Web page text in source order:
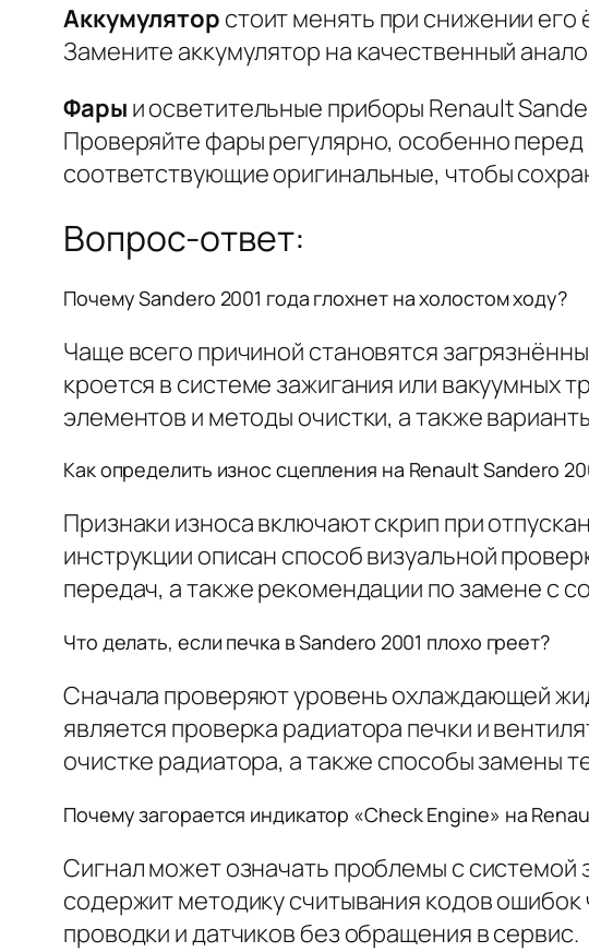
Аккумулятор стоит менять при снижении
Замените аккумулятор на качественный
Фары и осветительные приборы Renault
Проверяйте фары регулярно, особенно
соответствующие оригинальные, чтобы
Вопрос-ответ:
Почему Sandero 2001 года глохнет на холостом ходу?
Чаще всего причиной становятся
кроется в системе зажигания или вакуумных
элементов и методы очистки, а также
Как определить износ сцепления на Renault Sandero
Признаки износа включают скрип при
инструкции описан способ визуальной
передач, а также рекомендации по замене с
Что делать, если печка в Sandero 2001 плохо греет?
Сначала проверяют уровень охлаждающей
является проверка радиатора печки и
очистке радиатора, а также способы замены
Почему загорается индикатор «Check Engine» на
Сигнал может означать проблемы с системой
содержит методику считывания кодов
проводки и датчиков без обращения в сервис.